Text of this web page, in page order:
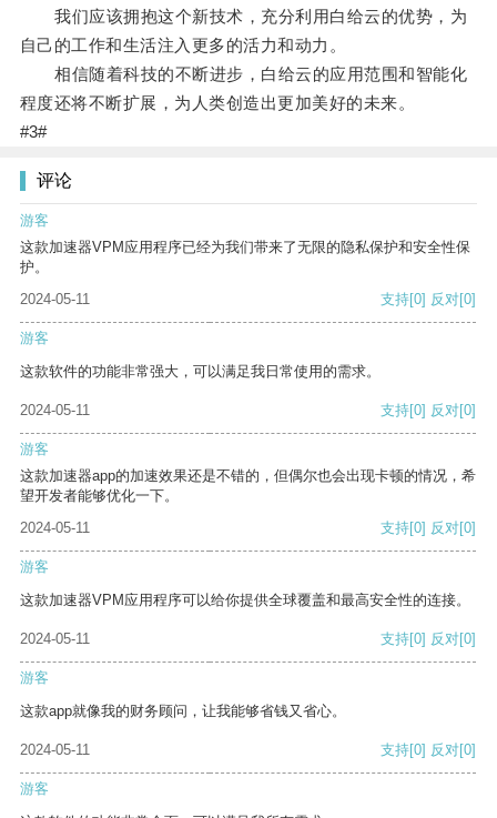
我们应该拥抱这个新技术，充分利用白给云的优势，为
自己的工作和生活注入更多的活力和动力。
相信随着科技的不断进步，白给云的应用范围和智能化
程度还将不断扩展，为人类创造出更加美好的未来。
#3#
评论
游客
这款加速器VPM应用程序已经为我们带来了无限的隐私保护和安全性保
护。
2024-05-11
支持[0] 反对[0]
游客
这款软件的功能非常强大，可以满足我日常使用的需求。
2024-05-11 支持[0] 反对[0]
游客
这款加速器app的加速效果还是不错的，但偶尔也会出现卡顿的情况，希
望开发者能够优化一下。
2024-05-11
支持[0] 反对[0]
游客
这款加速器VPM应用程序可以给你提供全球覆盖和最高安全性的连接。
2024-05-11 支持[0] 反对[0]
游客
这款app就像我的财务顾问，让我能够省钱又省心。
2024-05-11 支持[0] 反对[0]
游客